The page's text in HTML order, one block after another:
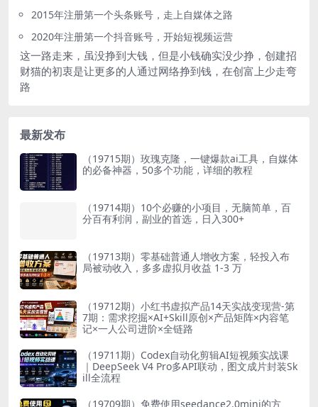
2015年注册第一个头条账号，走上自媒体之路
2020年注册第一个抖音账号，开始短视频运营
这一路走来，虽没挣到大钱，但是小钱确实没少挣，创建招
财猫的初衷是让更多的人通过网络挣到钱，在创富上少走弯
路
最新发布
（19715期）玫瑰克隆，一键爆款ai工具，自媒体
的必备神器，50多个功能，详细的教程
（19714期）10个必赚的小项目，无脑简单，百
分百有利润，副业的首选，日入300+
（19713期）零基础普通人增收方案，轻投入布
局被动收入，多多虚拟月收益 1-3 万
（19712期）小红书虚拟产品14天实战变现营-第
7期：需求挖掘×AI+Skill原创×产品矩阵×内容笔
记×一人公司进阶×全链路
（19711期）Codex自动化剪辑AI短视频实战课
｜DeepSeek V4 Pro多API联动，图文成片封装Sk
ill全流程
（19709期）免费使用seedance2.0mini的方